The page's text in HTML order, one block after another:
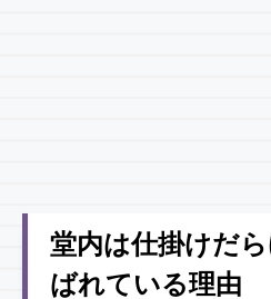
堂内は仕掛けだ
ばれている理由